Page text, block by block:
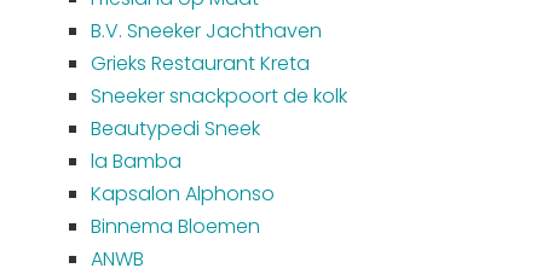
B.V. Sneeker Jachthaven
Grieks Restaurant Kreta
Sneeker snackpoort de kolk
Beautypedi Sneek
la Bamba
Kapsalon Alphonso
Binnema Bloemen
ANWB